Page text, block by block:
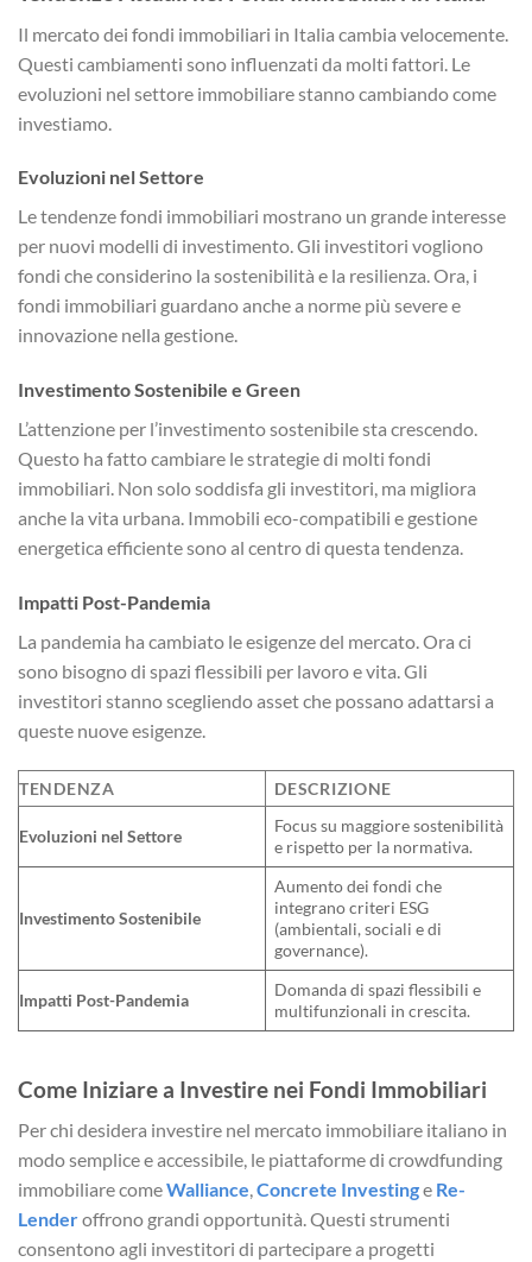
Il mercato dei fondi immobiliari in Italia cambia velocemente.
Questi cambiamenti sono influenzati da molti fattori. Le
evoluzioni nel settore immobiliare stanno cambiando come
investiamo.
Evoluzioni nel Settore
Le tendenze fondi immobiliari mostrano un grande interesse
per nuovi modelli di investimento. Gli investitori vogliono
fondi che considerino la sostenibilità e la resilienza. Ora, i
fondi immobiliari guardano anche a norme più severe e
innovazione nella gestione.
Investimento Sostenibile e Green
L’attenzione per l’investimento sostenibile sta crescendo.
Questo ha fatto cambiare le strategie di molti fondi
immobiliari. Non solo soddisfa gli investitori, ma migliora
anche la vita urbana. Immobili eco-compatibili e gestione
energetica efficiente sono al centro di questa tendenza.
Impatti Post-Pandemia
La pandemia ha cambiato le esigenze del mercato. Ora ci
sono bisogno di spazi flessibili per lavoro e vita. Gli
investitori stanno scegliendo asset che possano adattarsi a
queste nuove esigenze.
TENDENZA DESCRIZIONE
Evoluzioni nel Settore
Focus su maggiore sostenibilità
e rispetto per la normativa.
Investimento Sostenibile
Aumento dei fondi che
integrano criteri ESG
(ambientali, sociali e di
governance).
Impatti Post-Pandemia
Domanda di spazi flessibili e
multifunzionali in crescita.
Come Iniziare a Investire nei Fondi Immobiliari
Per chi desidera investire nel mercato immobiliare italiano in
modo semplice e accessibile, le piattaforme di crowdfunding
immobiliare comeWalliance,Concrete Investinge Re-
Lenderoffrono grandi opportunità. Questi strumenti
consentono agli investitori di partecipare a progetti